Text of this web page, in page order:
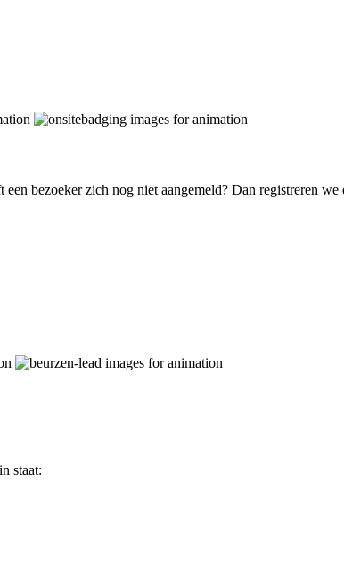
bezoeker zich nog niet aangemeld? Dan registreren
staat: